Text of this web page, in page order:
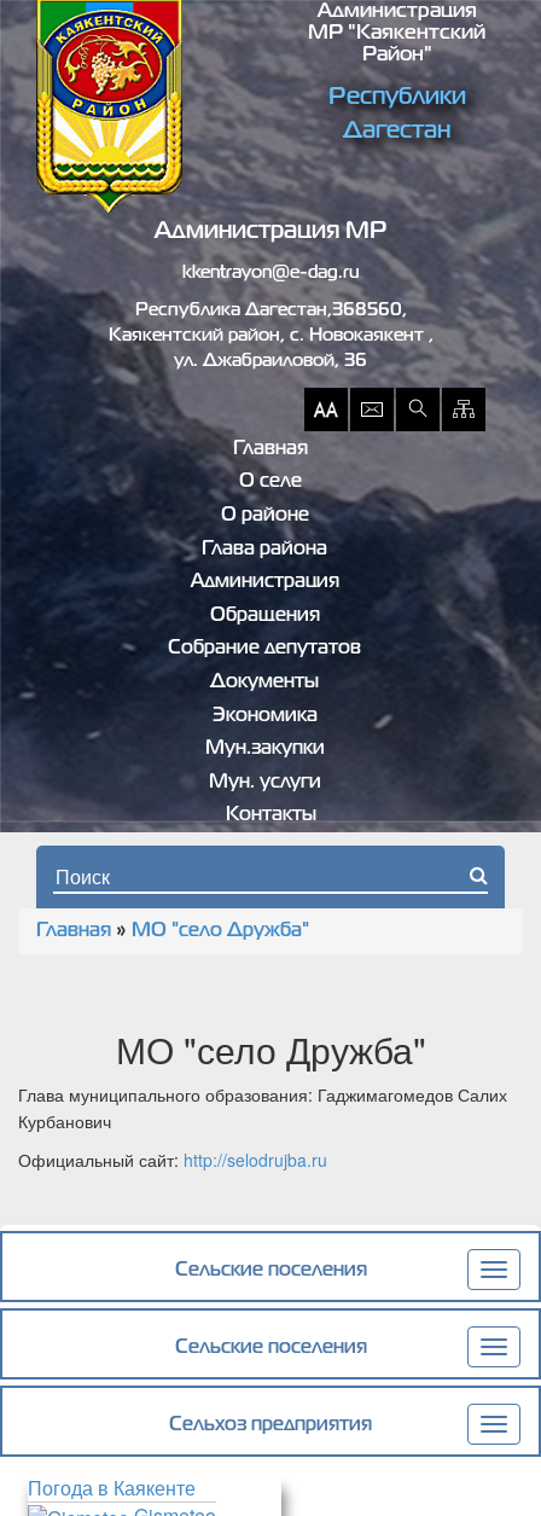
Перейти к основному содержаниюАдминистрация
МР "Каякентский
Район"
Республики
Дагестан
Администрация МР
kkentrayon@e-dag.ru
Республика Дагестан,368560,
Каякентский район, c. Новокаякент ,
ул. Джабраиловой, 36
Главная
О селе
О районе
Глава района
Администрация
Обращения
Собрание депутатов
Документы
Экономика
Мун.закупки
Мун. услуги
Контакты
Форма поиска
Вы здесь
Главная » МО "село Дружба"
МО "село Дружба"
Глава муниципального образования: Гаджимагомедов Салих
Курбанович
Официальный сайт: http://selodrujba.ru
Сельские поселения
Сельские поселения
Сельхоз предприятия
Погода в Каякенте